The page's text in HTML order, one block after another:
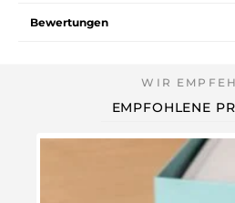
Bewertungen
EMPFOHLENE